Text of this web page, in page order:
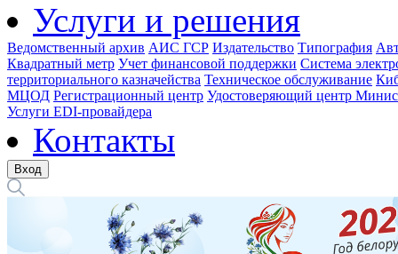
Услуги и решения
Ведомственный архив АИС ГСР Издательство Типография
Квадратный метр Учет финансовой поддержки Система
территориального казначейства Техническое обслуживание
МЦОД Регистрационный центр Удостоверяющий центр
Услуги EDI-провайдера
Контакты
Вход